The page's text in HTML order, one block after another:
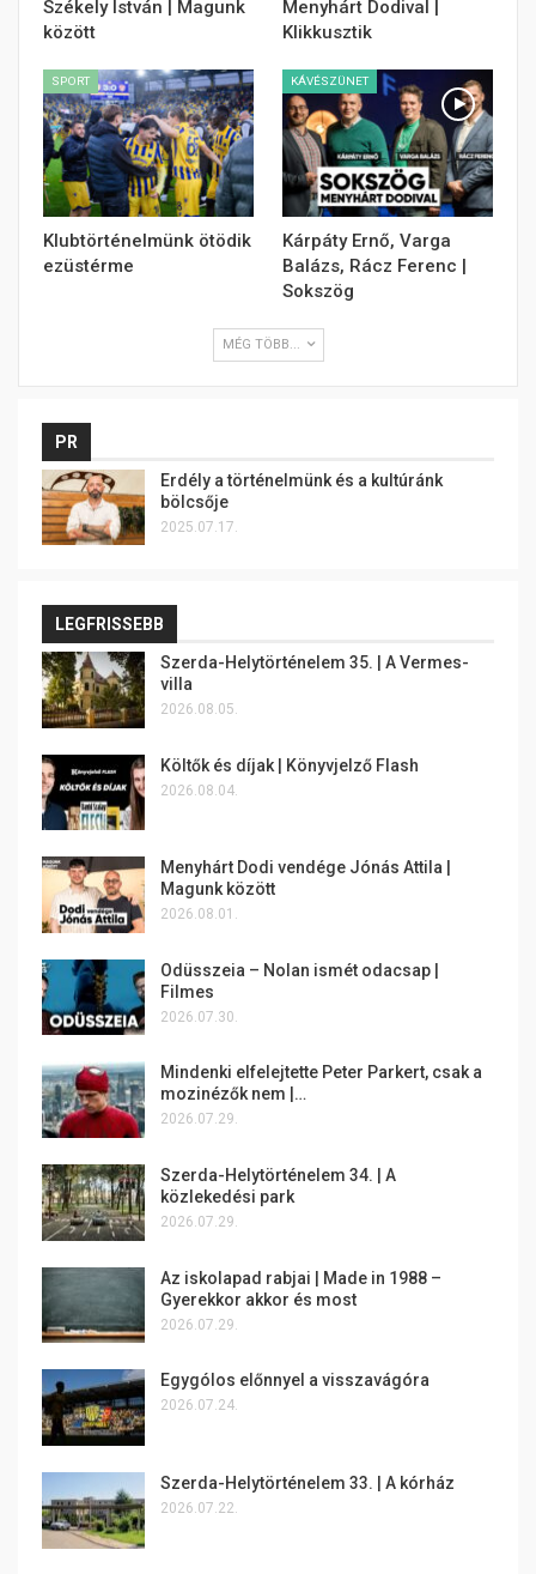
Székely István | Magunk
között
Menyhárt Dodival |
Klikkusztik
SPORT
Klubtörténelmünk ötödik
ezüstérme
KÁVÉSZÜNET
Kárpáty Ernő, Varga
Balázs, Rácz Ferenc |
Sokszög
MÉG TÖBB...
PR
Erdély a történelmünk és a kultúránk
bölcsője
2025.07.17.
LEGFRISSEBB
Szerda-Helytörténelem 35. | A Vermes-
villa
2026.08.05.
Költők és díjak | Könyvjelző Flash
2026.08.04.
Menyhárt Dodi vendége Jónás Attila |
Magunk között
2026.08.01.
Odüsszeia – Nolan ismét odacsap |
Filmes
2026.07.30.
Mindenki elfelejtette Peter Parkert, csak a
mozinézők nem |…
2026.07.29.
Szerda-Helytörténelem 34. | A
közlekedési park
2026.07.29.
Az iskolapad rabjai | Made in 1988 –
Gyerekkor akkor és most
2026.07.29.
Egygólos előnnyel a visszavágóra
2026.07.24.
Szerda-Helytörténelem 33. | A kórház
2026.07.22.